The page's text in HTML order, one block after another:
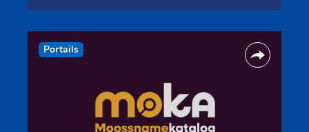
Portails